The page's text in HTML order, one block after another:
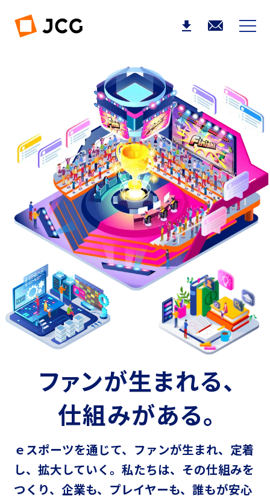
ファンが生まれる、
仕組みがある。
ｅスポーツを通じて、ファンが生まれ、定着
し、拡大していく。 私たちは、その仕組みを
つくり、企業も、プレイヤーも、 誰もが安心